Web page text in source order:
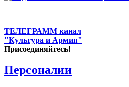
ТЕЛЕГРАММ канал
"Культура и Армия"
Присоединяйтесь!
Персоналии